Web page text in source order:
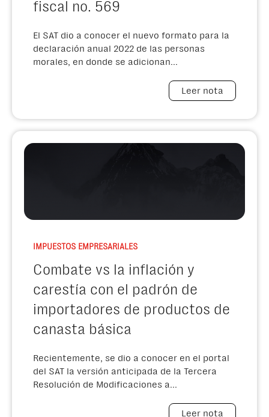
fiscal no. 569
El SAT dio a conocer el nuevo formato para la
declaración anual 2022 de las personas
morales, en donde se adicionan...
Leer nota
IMPUESTOS EMPRESARIALES
Combate vs la inflación y
carestía con el padrón de
importadores de productos de
canasta básica
Recientemente, se dio a conocer en el portal
del SAT la versión anticipada de la Tercera
Resolución de Modificaciones a...
Leer nota